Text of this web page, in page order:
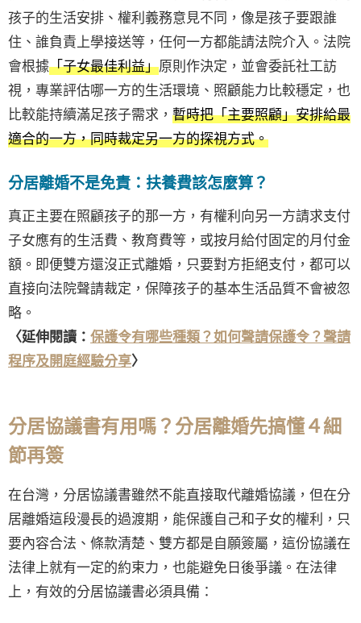
孩子的生活安排、權利義務意見不同，像是孩子要跟誰
住、誰負責上學接送等，任何一方都能請法院介入。法院
會根據「子女最佳利益」原則作決定，並會委託社工訪
視，專業評估哪一方的生活環境、照顧能力比較穩定，也
比較能持續滿足孩子需求， 暫時把「主要照顧」安排給最
適合的一方，同時裁定另一方的探視方式。
分居離婚不是免責：扶養費該怎麼算？
真正主要在照顧孩子的那一方，有權利向另一方請求支付
子女應有的生活費、教育費等，或按月給付固定的月付金
額。即便雙方還沒正式離婚，只要對方拒絕支付，都可以
直接向法院聲請裁定，保障孩子的基本生活品質不會被忽
略。
〈延伸閱讀： 保護令有哪些種類？如何聲請保護令？聲請
程序及開庭經驗分享〉
分居協議書有用嗎？分居離婚先搞懂４細
節再簽
在台灣，分居協議書雖然不能直接取代離婚協議，但在分
居離婚這段漫長的過渡期，能保護自己和子女的權利，只
要內容合法、條款清楚、雙方都是自願簽屬，這份協議在
法律上就有一定的約束力，也能避免日後爭議。在法律
上，有效的分居協議書必須具備：